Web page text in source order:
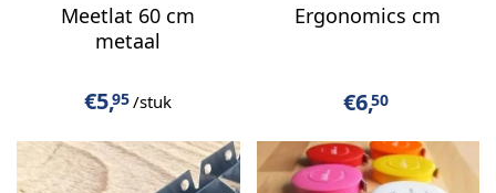
Meetlat 60 cm
metaal
€5,95/stuk
Ergonomics cm
€6,50